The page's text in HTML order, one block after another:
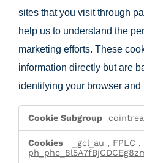
sites that you visit through
help us to understand the
marketing efforts. These
information directly but are
identifying your browser and
Targeting
Cookies
_gcl_au , FPLC ,